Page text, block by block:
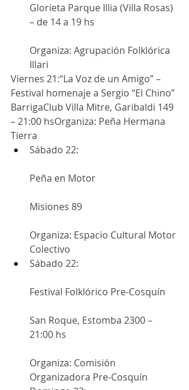
Glorieta Parque Illia (Villa Rosas)
– de 14 a 19 hs
Organiza: Agrupación Folklórica
Illari
Viernes 21:“La Voz de un Amigo” –
Festival homenaje a Sergio “El Chino”
BarrigaClub Villa Mitre, Garibaldi 149
– 21:00 hsOrganiza: Peña Hermana
Tierra
Sábado 22:
Peña en Motor
Misiones 89
Organiza: Espacio Cultural Motor
Colectivo
Sábado 22:
Festival Folklórico Pre-Cosquín
San Roque, Estomba 2300 –
21:00 hs
Organiza: Comisión
Organizadora Pre-Cosquín